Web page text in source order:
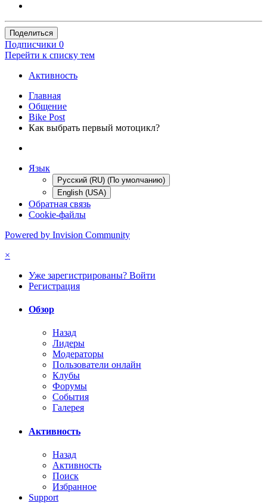
Поделиться
Подписчики 0
Перейти к списку тем
Активность
Главная
Общение
Bike Post
Как выбрать первый мотоцикл?
Язык
Русский (RU) (По умолчанию)
English (USA)
Обратная связь
Cookie-файлы
Powered by Invision Community
×
Уже зарегистрированы? Войти
Регистрация
Обзор
Назад
Лидеры
Модераторы
Пользователи онлайн
Клубы
Форумы
События
Галерея
Активность
Назад
Активность
Поиск
Избранное
Support